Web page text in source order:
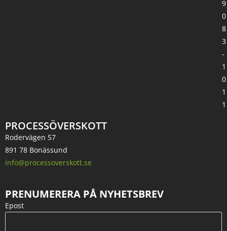
PROCESSÖVERSKOTT
Rodervägen 57
891 78 Bonässund
info@processoverskott.se
9
0
8
3
-
1
0
1
1
PRENUMERERA PÅ NYHETSBREV
Epost